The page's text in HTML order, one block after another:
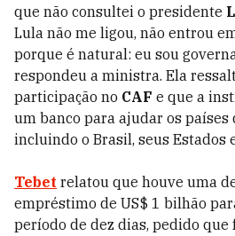
que não consultei o presidente
Lula não me ligou, não entrou
porque é natural: eu sou
respondeu a ministra. Ela
participação no CAF e que a
um banco para ajudar os países
incluindo o Brasil, seus Estados
Tebet relatou que houve uma
empréstimo de US$ 1 bilhão
período de dez dias, pedido que